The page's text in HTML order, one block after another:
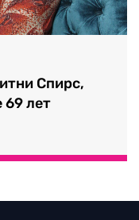
Спирс,
69 лет